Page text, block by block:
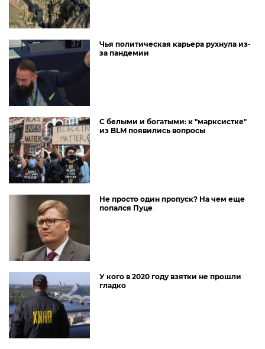
Чья политическая карьера рухнула из-
за пандемии
С белыми и богатыми: к "марксистке"
из BLM появились вопросы
Не просто один пропуск? На чем еще
попался Пуце
У кого в 2020 году взятки не прошли
гладко